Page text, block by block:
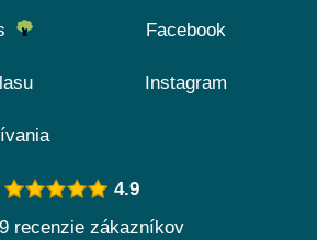
Facebook
Instagram
4.9
recenzie zákazníkov